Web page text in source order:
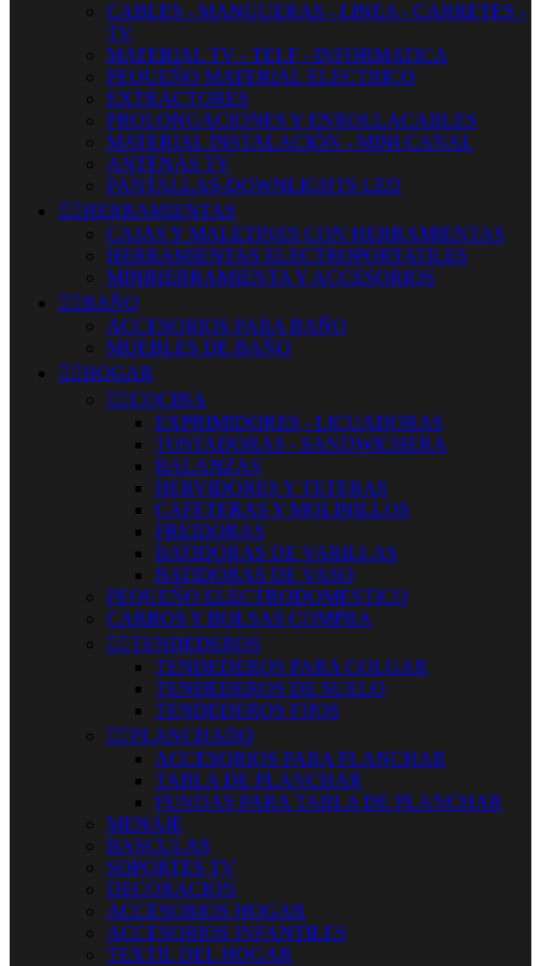
CABLES - MANGUERAS - LINEA - CARRETES -
TV
MATERIAL TV - TELF - INFORMATICA
PEQUEÑO MATERIAL ELECTRICO
EXTRACTORES
PROLONGACIONES Y ENROLLACABLES
MATERIAL INSTALACIÓN - MINI CANAL
ANTENAS TV
PANTALLAS-DOWNLIGHTS LED
 HERRAMIENTAS
CAJAS Y MALETINES CON HERRAMIENTAS
HERRAMIENTAS ELECTROPORTATILES
MINIHERRAMIENTA Y ACCESORIOS
 BAÑO
ACCESORIOS PARA BAÑO
MUEBLES DE BAÑO
 HOGAR
 COCINA
EXPRIMIDORES - LICUADORAS
TOSTADORAS - SANDWICHERA
BALANZAS
HERVIDORES Y TETERAS
CAFETERAS Y MOLINILLOS
FREIDORAS
BATIDORAS DE VARILLAS
BATIDORAS DE VASO
PEQUEÑO ELECTRODOMESTICO
CARROS Y BOLSAS COMPRA
 TENDEDEROS
TENDEDEROS PARA COLGAR
TENDEDEROS DE SUELO
TENDEDEROS FIJOS
 PLANCHADO
ACCESORIOS PARA PLANCHAR
TABLA DE PLANCHAR
FUNDAS PARA TABLA DE PLANCHAR
MENAJE
BASCULAS
SOPORTES TV
DECORACION
ACCESORIOS HOGAR
ACCESORIOS INFANTILES
TEXTIL DEL HOGAR